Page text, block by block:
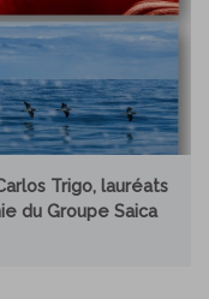
Trigo, lauréats
du Groupe Saica